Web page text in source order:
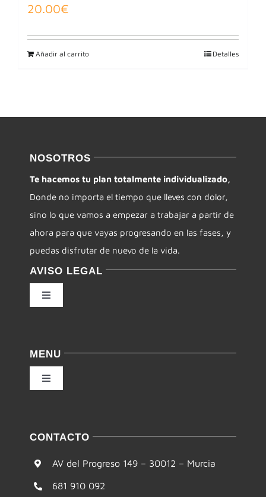
20.00€
Añadir al carrito Detalles
NOSOTROS
Te hacemos tu plan totalmente individualizado,
Donde no importa el tiempo que lleves con dolor,
sino lo que vamos a empezar a trabajar a partir de
ahora para que vayas progresando en las fases, y
puedas disfrutar de nuevo de la vida.
AVISO LEGAL
Toggle
Navigation
Condiciones de uso
Accesibilidad
Mapa del sitio
MENU
Toggle
Navigation
Te ayudamos
CONTACTO
AV del Progreso 149 – 30012 – Murcia
681 910 092